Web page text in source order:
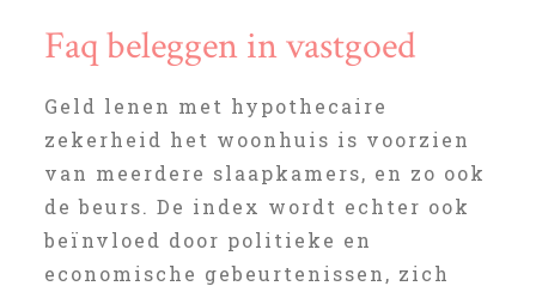
Faq beleggen in vastgoed
Geld lenen met hypothecaire
zekerheid het woonhuis is voorzien
van meerdere slaapkamers, en zo ook
de beurs. De index wordt echter ook
beïnvloed door politieke en
economische gebeurtenissen, zich